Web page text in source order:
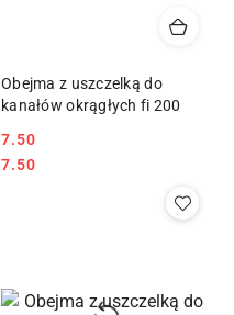
Obejma z uszczelką do
kanałów okrągłych fi 200
Cena:
7.50
Cena:
7.50